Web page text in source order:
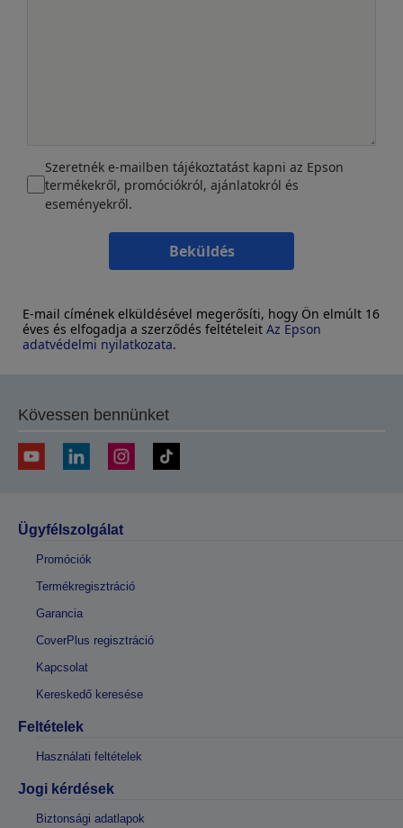
Szeretnék e-mailben tájékoztatást kapni az Epson
termékekről, promóciókról, ajánlatokról és
eseményekről.
Beküldés
E-mail címének elküldésével megerősíti, hogy Ön elmúlt 16
éves és elfogadja a szerződés feltételeit Az Epson
adatvédelmi nyilatkozata.
Kövessen bennünket
Ügyfélszolgálat
Promóciók
Termékregisztráció
Garancia
CoverPlus regisztráció
Kapcsolat
Kereskedő keresése
Feltételek
Használati feltételek
Jogi kérdések
Biztonsági adatlapok